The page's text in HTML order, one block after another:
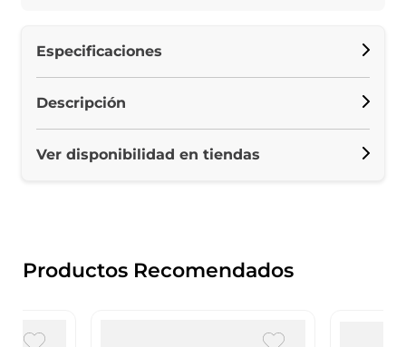
Especificaciones
Descripción
Ver disponibilidad en tiendas
Productos Recomendados